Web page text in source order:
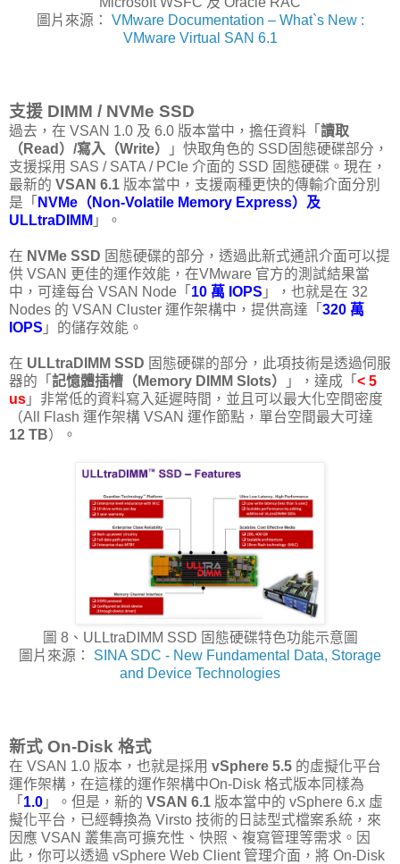
圖片來源： VMware Documentation – What`s New :
VMware Virtual SAN 6.1
支援 DIMM / NVMe SSD
過去，在 VSAN 1.0 及 6.0 版本當中，擔任資料「 讀取
（Read）/寫入（Write）
」快取角色的 SSD固態硬碟部分，
支援採用 SAS / SATA / PCIe 介面的 SSD 固態硬碟。現在，
最新的 VSAN 6.1 版本當中，支援兩種更快的傳輸介面分別
是「 NVMe（Non-Volatile Memory Express）及
ULLtraDIMM 」。
在 NVMe SSD 固態硬碟的部分，透過此新式通訊介面可以提
供 VSAN 更佳的運作效能，在VMware 官方的測試結果當
中，可達每台 VSAN Node「 10 萬 IOPS 」，也就是在 32
Nodes 的 VSAN Cluster 運作架構中，提供高達「 320 萬
IOPS 」的儲存效能。
在 ULLtraDIMM SSD 固態硬碟的部分，此項技術是透過伺服
器的「 記憶體插槽（Memory DIMM Slots） 」，達成「 < 5
us 」非常低的資料寫入延遲時間，並且可以最大化空間密度
（All Flash 運作架構 VSAN 運作節點，單台空間最大可達
12 TB）。
圖 8、ULLtraDIMM SSD 固態硬碟特色功能示意圖
圖片來源： SINA SDC - New Fundamental Data, Storage
and Device Technologies
新式 On-Disk 格式
在 VSAN 1.0 版本，也就是採用 vSphere 5.5 的虛擬化平台
運作架構，在這樣的運作架構中On-Disk 格式版本同樣為
「 1.0 」。但是，新的 VSAN 6.1 版本當中的 vSphere 6.x 虛
擬化平台，已經轉換為 Virsto 技術的日誌型式檔案系統，來
因應 VSAN 叢集高可擴充性、快照、複寫管理等需求。因
此，你可以透過 vSphere Web Client 管理介面，將 On-Disk